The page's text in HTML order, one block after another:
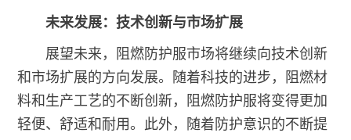
未来发展：技术创新与市场扩展
展望未来，阻燃防护服市场将继续向技术创新
和市场扩展的方向发展。随着科技的进步，阻燃材
料和生产工艺的不断创新，阻燃防护服将变得更加
轻便、舒适和耐用。此外，随着防护意识的不断提